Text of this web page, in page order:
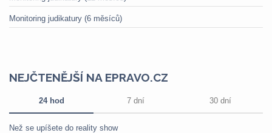
Monitoring judikatury (6 měsíců)
NEJČTENĚJŠÍ NA EPRAVO.CZ
24 hod 7 dní 30 dní
Než se upíšete do reality show